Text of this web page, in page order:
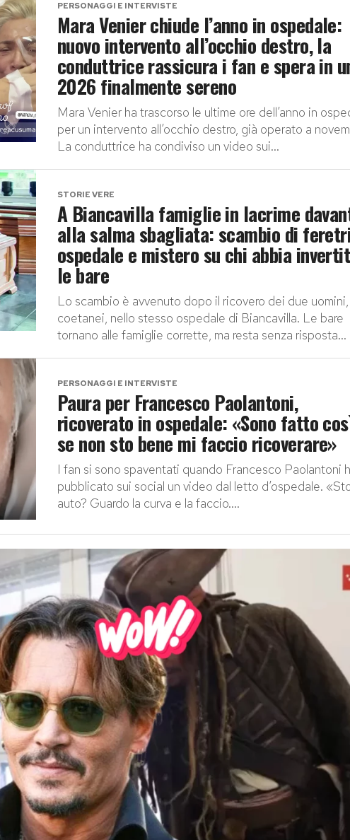
PERSONAGGI E INTERVISTE
Mara Venier chiude l’anno in ospedale:
nuovo intervento all’occhio destro, la
conduttrice rassicura i fan e spera in
2026 finalmente sereno
Mara Venier ha trascorso le ultime ore dell’anno in
per un intervento all’occhio destro, già operato a
La conduttrice ha condiviso un video sui...
STORIE VERE
A Biancavilla famiglie in lacrime
alla salma sbagliata: scambio di
ospedale e mistero su chi abbia
le bare
Lo scambio è avvenuto dopo il ricovero dei due uomini,
coetanei, nello stesso ospedale di Biancavilla. Le bare
tornano alle famiglie corrette, ma resta senza risposta...
PERSONAGGI E INTERVISTE
Paura per Francesco Paolantoni,
ricoverato in ospedale: «Sono fatto
se non sto bene mi faccio ricoverare»
I fan si sono spaventati quando Francesco Paolantoni
pubblicato sui social un video dal letto d’ospedale.
auto? Guardo la curva e la faccio....